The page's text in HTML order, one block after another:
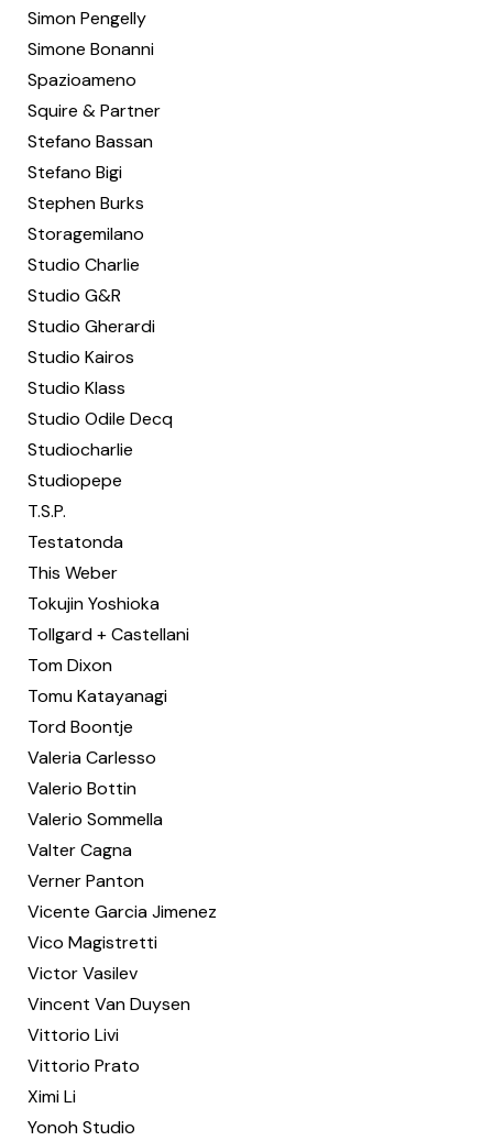
Simon Pengelly
Simone Bonanni
Spazioameno
Squire & Partner
Stefano Bassan
Stefano Bigi
Stephen Burks
Storagemilano
Studio Charlie
Studio G&R
Studio Gherardi
Studio Kairos
Studio Klass
Studio Odile Decq
Studiocharlie
Studiopepe
T.S.P.
Testatonda
This Weber
Tokujin Yoshioka
Tollgard + Castellani
Tom Dixon
Tomu Katayanagi
Tord Boontje
Valeria Carlesso
Valerio Bottin
Valerio Sommella
Valter Cagna
Verner Panton
Vicente Garcia Jimenez
Vico Magistretti
Victor Vasilev
Vincent Van Duysen
Vittorio Livi
Vittorio Prato
Ximi Li
Yonoh Studio